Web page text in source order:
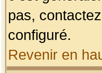
pas,
configuré.
Revenir en